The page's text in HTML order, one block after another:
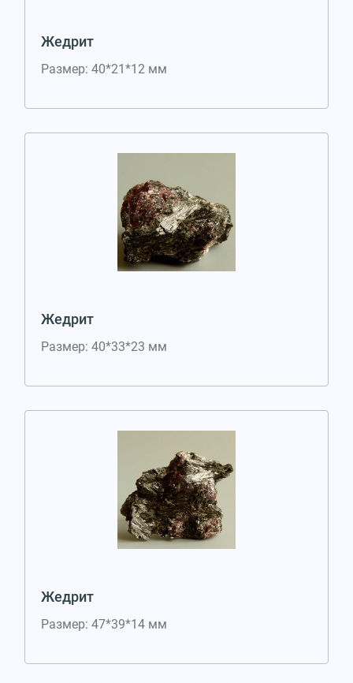
Жедрит
Размер: 40*21*12 мм
Жедрит
Размер: 40*33*23 мм
Жедрит
Размер: 47*39*14 мм